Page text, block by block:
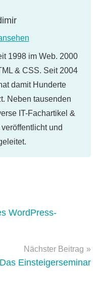
1998 im Web. 2000
& CSS. Seit 2004
damit Hunderte
Neben tausenden
IT-Fachartikel &
und
WordPress-
Nächster Beitrag
Einsteigerseminar